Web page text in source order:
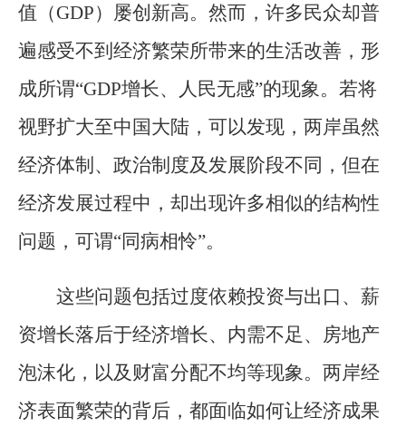
值（GDP）屡创新高。然而，许多民众却普
遍感受不到经济繁荣所带来的生活改善，形
成所谓“GDP增长、人民无感”的现象。若将
视野扩大至中国大陆，可以发现，两岸虽然
经济体制、政治制度及发展阶段不同，但在
经济发展过程中，却出现许多相似的结构性
问题，可谓“同病相怜”。
这些问题包括过度依赖投资与出口、薪
资增长落后于经济增长、内需不足、房地产
泡沫化，以及财富分配不均等现象。两岸经
济表面繁荣的背后，都面临如何让经济成果